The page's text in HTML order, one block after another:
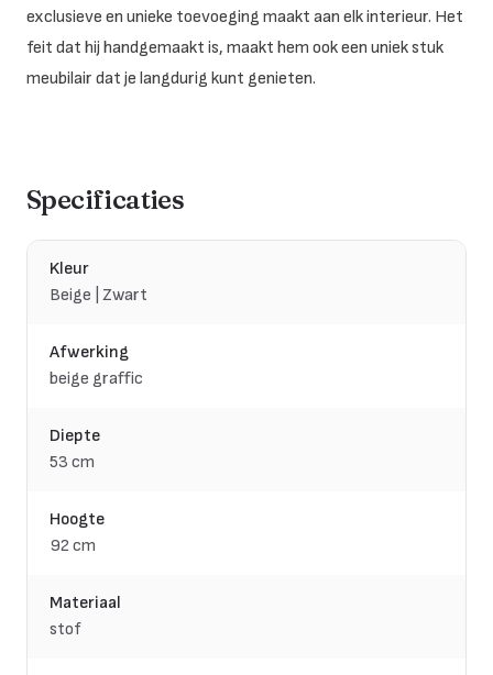
exclusieve en unieke toevoeging maakt aan elk interieur. Het
feit dat hij handgemaakt is, maakt hem ook een uniek stuk
meubilair dat je langdurig kunt genieten.
Specificaties
Kleur
Beige | Zwart
Afwerking
beige graffic
Diepte
53 cm
Hoogte
92 cm
Materiaal
stof